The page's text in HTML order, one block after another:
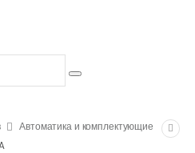
Автоматика и комплектующие